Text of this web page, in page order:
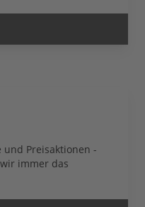
Preisaktionen -
immer das